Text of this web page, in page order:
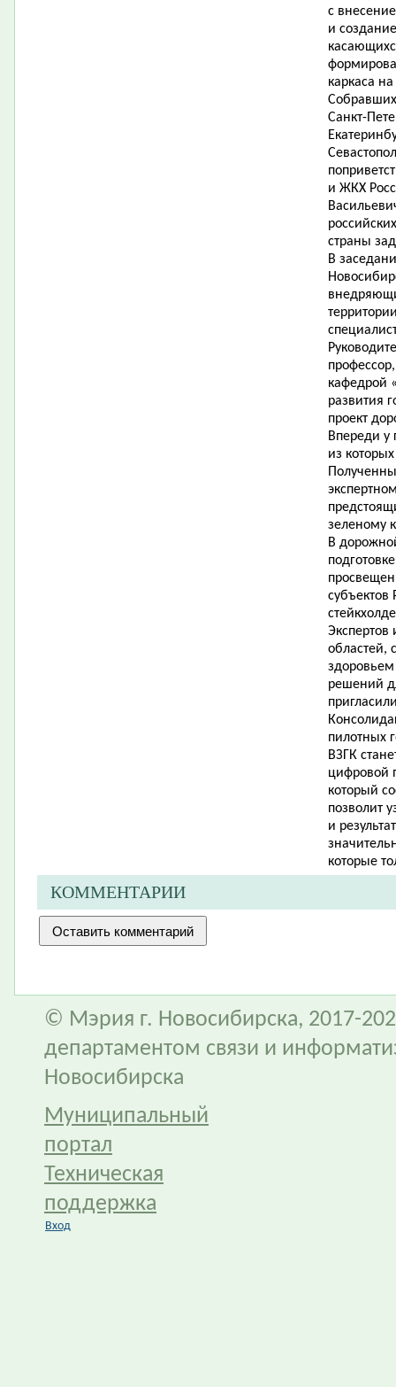
с
и
каркаса
Санкт-
и ЖКХ
страны
В
кафедрой
развития
проект
Впереди у
из
зеленому
В
Экспертов
областей,
здоровьем
решений
пилотных
ВЗГК
цифровой
который
позволит
и
которые
КОММЕНТАРИИ
© Мэрия г. Новосибирска, 2017-
департаментом связи и
Новосибирска
Муниципальный
портал
Техническая
поддержка
Вход